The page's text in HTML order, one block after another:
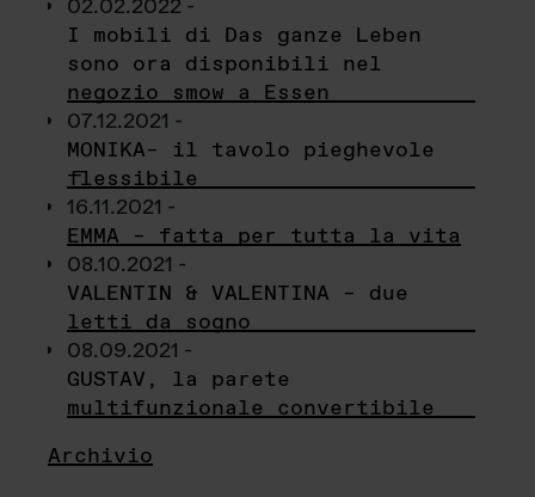
02.02.2022 -
I mobili di Das ganze Leben
sono ora disponibili nel
negozio smow a Essen
07.12.2021 -
MONIKA– il tavolo pieghevole
flessibile
16.11.2021 -
EMMA – fatta per tutta la vita
08.10.2021 -
VALENTIN & VALENTINA – due
letti da sogno
08.09.2021 -
GUSTAV, la parete
multifunzionale convertibile
Archivio